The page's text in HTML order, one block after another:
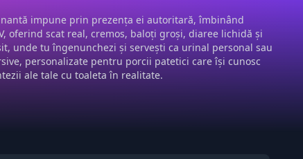
impune prin prezența ei autoritară, îmbinând
oferind scat real, cremos, baloți groși, diaree lichidă și
unde tu îngenunchezi și servești ca urinal personal sau
personalizate pentru porcii patetici care își cunosc
ale tale cu toaleta în realitate.